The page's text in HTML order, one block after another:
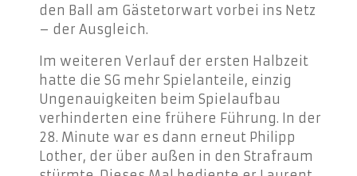
den Ball am Gästetorwart vorbei ins Netz
– der Ausgleich.
Im weiteren Verlauf der ersten Halbzeit
hatte die SG mehr Spielanteile, einzig
Ungenauigkeiten beim Spielaufbau
verhinderten eine frühere Führung. In der
28. Minute war es dann erneut Philipp
Lother, der über außen in den Strafraum